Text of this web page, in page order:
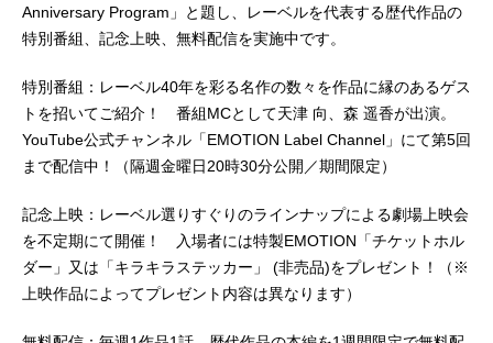
絵：高垣彩陽湯浅比呂美：名塚佳織
安藤愛子：井口裕香野伏三代吉：吉
渡辺智美眞一郎の父：藤原啓治眞一
郎の母：高橋理恵子酒蔵の少年：土
倉有貴スタッフ原作：La'cryma監
督：西村純二シリーズ構成：岡田麿
里キャラクター原案：上田夢人キャ
ラクターデザイン：関口可奈味美術
監督：竹田悠介 篠原理子撮影監
督：福士享色彩設計：井上佳津枝音
響監督：若林和弘音楽：菊地創音楽
制作：ランティスアニメーション制
もっている次兄・矢二郎、臆病です
ぐに尻尾を出してしまう末弟・矢四
れて暮らしていた。隠居中の大天
狗・赤玉先生の世話を焼いたり、神
通力を得た人間の美女・弁天に振り
回されたり、はたまた五山送り火の
夜空で宿敵・夷川家と空中決戦を繰
り広げる日々の果てに、突如下鴨家
を襲う絶体絶命の危機!父が鍋にされ
た真相が明らかになるなか、固い絆
で結ばれた一家の運命はいかに!作品
名有頂天家族放送形態TVアニメスケ
Anniversary Program」と題し、レーベルを代表する歴代作品の
特別番組、記念上映、無料配信を実施中です。
特別番組：レーベル40年を彩る名作の数々を作品に縁のあるゲス
トを招いてご紹介！ 番組MCとして天津 向、森 遥香が出演。
YouTube公式チャンネル「EMOTION Label Channel」にて第5回
まで配信中！（隔週金曜日20時30分公開／期間限定）
記念上映：レーベル選りすぐりのラインナップによる劇場上映会
を不定期にて開催！ 入場者には特製EMOTION「チケットホル
ダー」又は「キラキラステッカー」 (非売品)をプレゼント！（※
上映作品によってプレゼント内容は異なります）